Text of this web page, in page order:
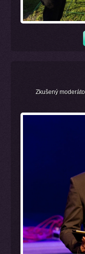
Zkušený